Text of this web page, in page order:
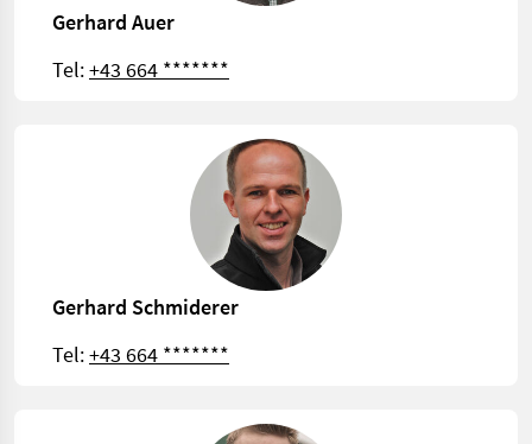
Gerhard Auer
Tel:+43 664 *******
Gerhard Schmiderer
Tel:+43 664 *******